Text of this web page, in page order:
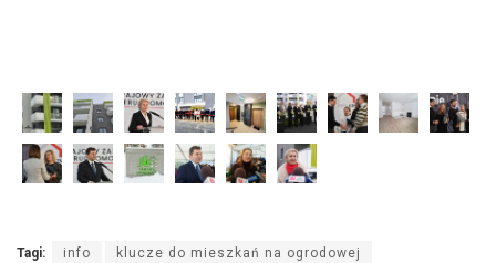
Tagi: info klucze do mieszkań na ogrodowej